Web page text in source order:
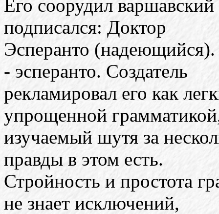
Его соорудил
подписался: Доктор
Эсперанто (надеющийся).
- эсперанто. Создатель
рекламировал его как
упрощенной
изучаемый шутя за
правды в этом есть.
Стройность и простота
не знает исключений,